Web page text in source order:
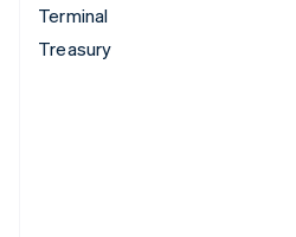
Terminal
Treasury